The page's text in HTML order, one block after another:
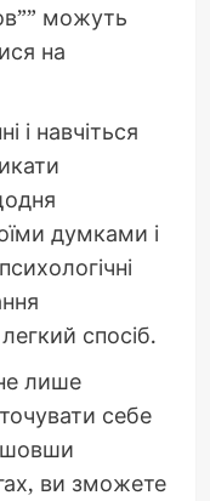
можуть
на
і навчіться
думками і
спосіб.
лише
себе
ви зможете